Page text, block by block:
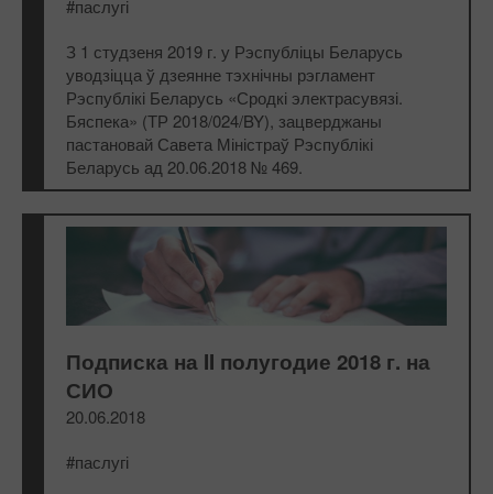
#паслугі
З 1 студзеня 2019 г. у Рэспубліцы Беларусь
уводзіцца ў дзеянне тэхнічны рэгламент
Рэспублікі Беларусь «Сродкі электрасувязі.
Бяспека» (ТР 2018/024/BY), зацверджаны
пастановай Савета Міністраў Рэспублікі
Беларусь ад 20.06.2018 № 469.
Подписка на II полугодие 2018 г. на
СИО
20.06.2018
#паслугі